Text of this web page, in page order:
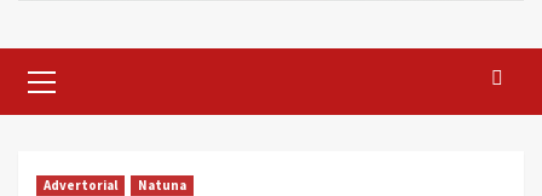
Menu
Advertorial Natuna